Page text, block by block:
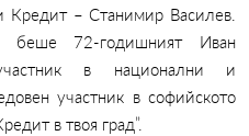
Кредит – Станимир Василев.
беше 72-годишният Иван
в национални и
участник в софийското
в твоя град”.